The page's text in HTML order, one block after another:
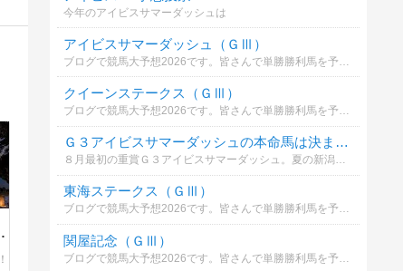
今年のアイビスサマーダッシュは
アイビスサマーダッシュ（ＧⅢ）
ブログで競馬大予想2026です。皆さんで単勝勝利馬を予想しましょう。優勝者には景品進呈。ルールは→https://ameblo.jp/2-mix-keiba/entry-12880871148.html
クイーンステークス（ＧⅢ）
ブログで競馬大予想2026です。皆さんで単勝勝利馬を予想しましょう。優勝者には景品進呈。ルールは→https://ameblo.jp/2-mix-keiba/entry-12880871148.html
Ｇ３アイビスサマーダッシュの本命馬は決まった？
８月最初の重賞Ｇ３アイビスサマーダッシュ。夏の新潟伝統の千直重賞であなたが本命印を打った馬を教えて。大日本馬帝国管理人が徹底分析で無料予想を公開中
東海ステークス（ＧⅢ）
ブログで競馬大予想2026です。皆さんで単勝勝利馬を予想しましょう。優勝者には景品進呈。ルールは→https://ameblo.jp/2-mix-keiba/entry-12880871148.html
関屋記念（ＧⅢ）